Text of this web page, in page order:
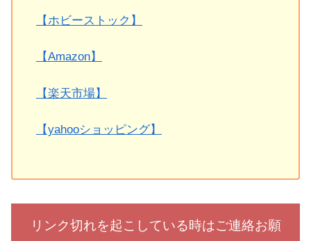
【ホビーストック】
【Amazon】
【楽天市場】
【yahooショッピング】
リンク切れを起こしている時はご連絡お願